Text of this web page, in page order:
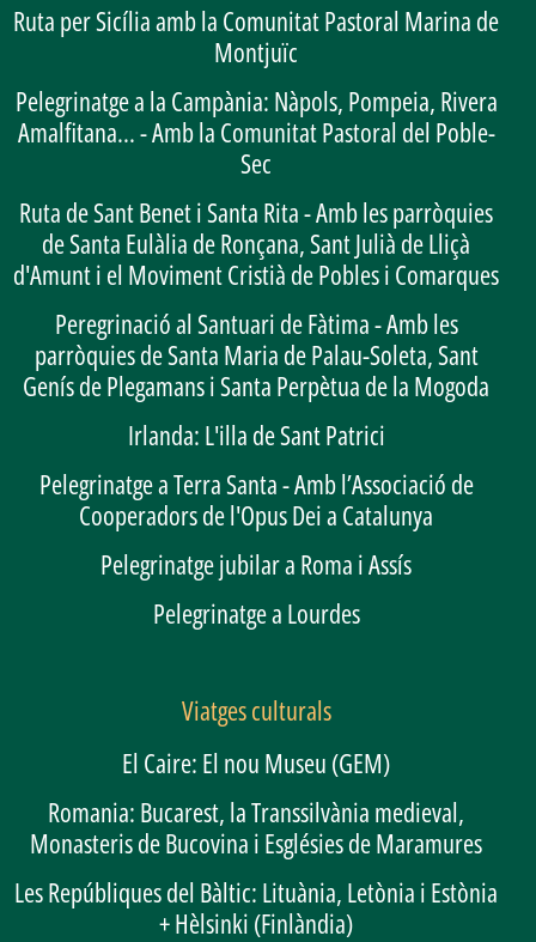
Ruta per Sicília amb la Comunitat Pastoral Marina de
Montjuïc
Pelegrinatge a la Campània: Nàpols, Pompeia, Rivera
Amalfitana... - Amb la Comunitat Pastoral del Poble-
Sec
Ruta de Sant Benet i Santa Rita - Amb les parròquies
de Santa Eulàlia de Ronçana, Sant Julià de Lliçà
d'Amunt i el Moviment Cristià de Pobles i Comarques
Peregrinació al Santuari de Fàtima - Amb les
parròquies de Santa Maria de Palau-Soleta, Sant
Genís de Plegamans i Santa Perpètua de la Mogoda
Irlanda: L'illa de Sant Patrici
Pelegrinatge a Terra Santa - Amb l’Associació de
Cooperadors de l'Opus Dei a Catalunya
Pelegrinatge jubilar a Roma i Assís
Pelegrinatge a Lourdes
Viatges culturals
El Caire: El nou Museu (GEM)
Romania: Bucarest, la Transsilvània medieval,
Monasteris de Bucovina i Esglésies de Maramures
Les Repúbliques del Bàltic: Lituània, Letònia i Estònia
+ Hèlsinki (Finlàndia)